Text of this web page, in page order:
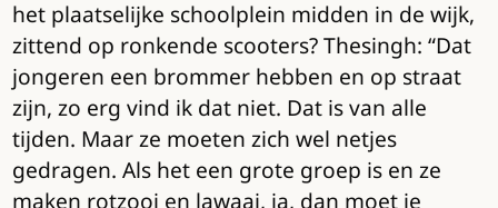
het plaatselijke schoolplein midden in de wijk,
zittend op ronkende scooters? Thesingh: “Dat
jongeren een brommer hebben en op straat
zijn, zo erg vind ik dat niet. Dat is van alle
tijden. Maar ze moeten zich wel netjes
gedragen. Als het een grote groep is en ze
maken rotzooi en lawaai, ja, dan moet je